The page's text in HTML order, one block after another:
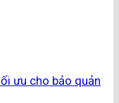
ưu cho bảo quản